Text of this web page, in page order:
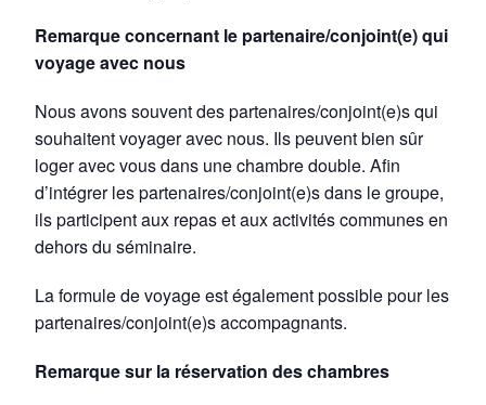
Remarque concernant le partenaire/conjoint(e) qui
voyage avec nous
Nous avons souvent des partenaires/conjoint(e)s qui
souhaitent voyager avec nous. Ils peuvent bien sûr
loger avec vous dans une chambre double. Afin
d’intégrer les partenaires/conjoint(e)s dans le groupe,
ils participent aux repas et aux activités communes en
dehors du séminaire.
La formule de voyage est également possible pour les
partenaires/conjoint(e)s accompagnants.
Remarque sur la réservation des chambres